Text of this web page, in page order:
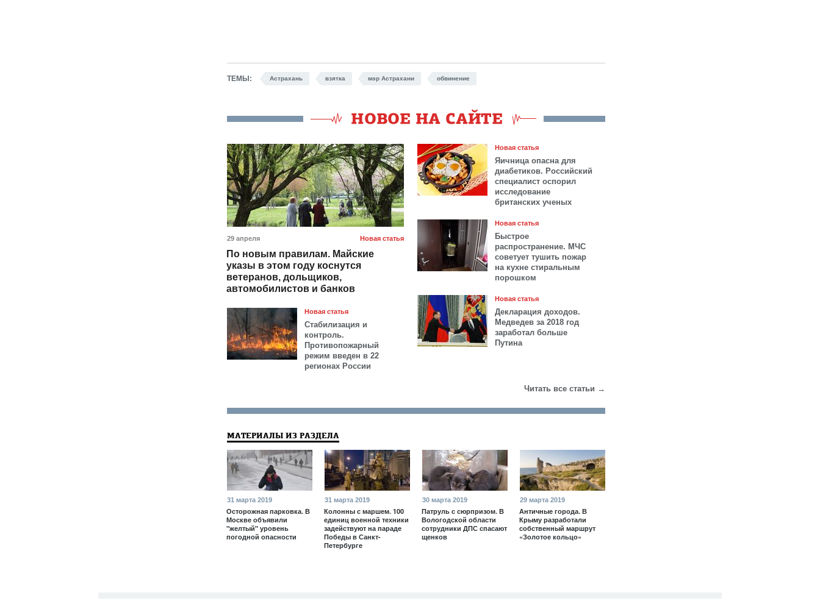
ТЕМЫ: Астрахань взятка мэр Астрахани обвинение
Новая статья
29 апреля
По новым правилам. Майские
указы в этом году коснутся
ветеранов, дольщиков,
автомобилистов и банков
Новая статья
Стабилизация и
контроль.
Противопожарный
режим введен в 22
регионах России
Новая статья
Яичница опасна для
диабетиков. Российский
специалист оспорил
исследование
британских ученых
Новая статья
Быстрое
распространение. МЧС
советует тушить пожар
на кухне стиральным
порошком
Новая статья
Декларация доходов.
Медведев за 2018 год
заработал больше
Путина
Читать все статьи →
МАТЕРИАЛЫ ИЗ РАЗДЕЛА
31 марта 2019
Осторожная парковка. В
Москве объявили
"желтый" уровень
погодной опасности
31 марта 2019
Колонны с маршем. 100
единиц военной техники
задействуют на параде
Победы в Санкт-
Петербурге
30 марта 2019
Патруль с сюрпризом. В
Вологодской области
сотрудники ДПС спасают
щенков
29 марта 2019
Античные города. В
Крыму разработали
собственный маршрут
«Золотое кольцо»